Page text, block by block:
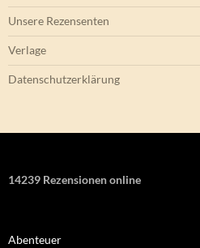
Unsere Rezensenten
Verlage
Datenschutzerklärung
14239 Rezensionen online
Abenteuer